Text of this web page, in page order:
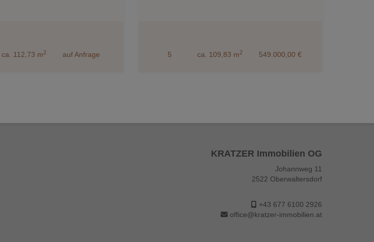
ca. 112,73 m2 auf Anfrage 5 ca. 109,83 m2 549.000,00 €
KRATZER Immobilien OG
Johannweg 11
2522 Oberwaltersdorf
+43 677 6100 2926
office@kratzer-immobilien.at